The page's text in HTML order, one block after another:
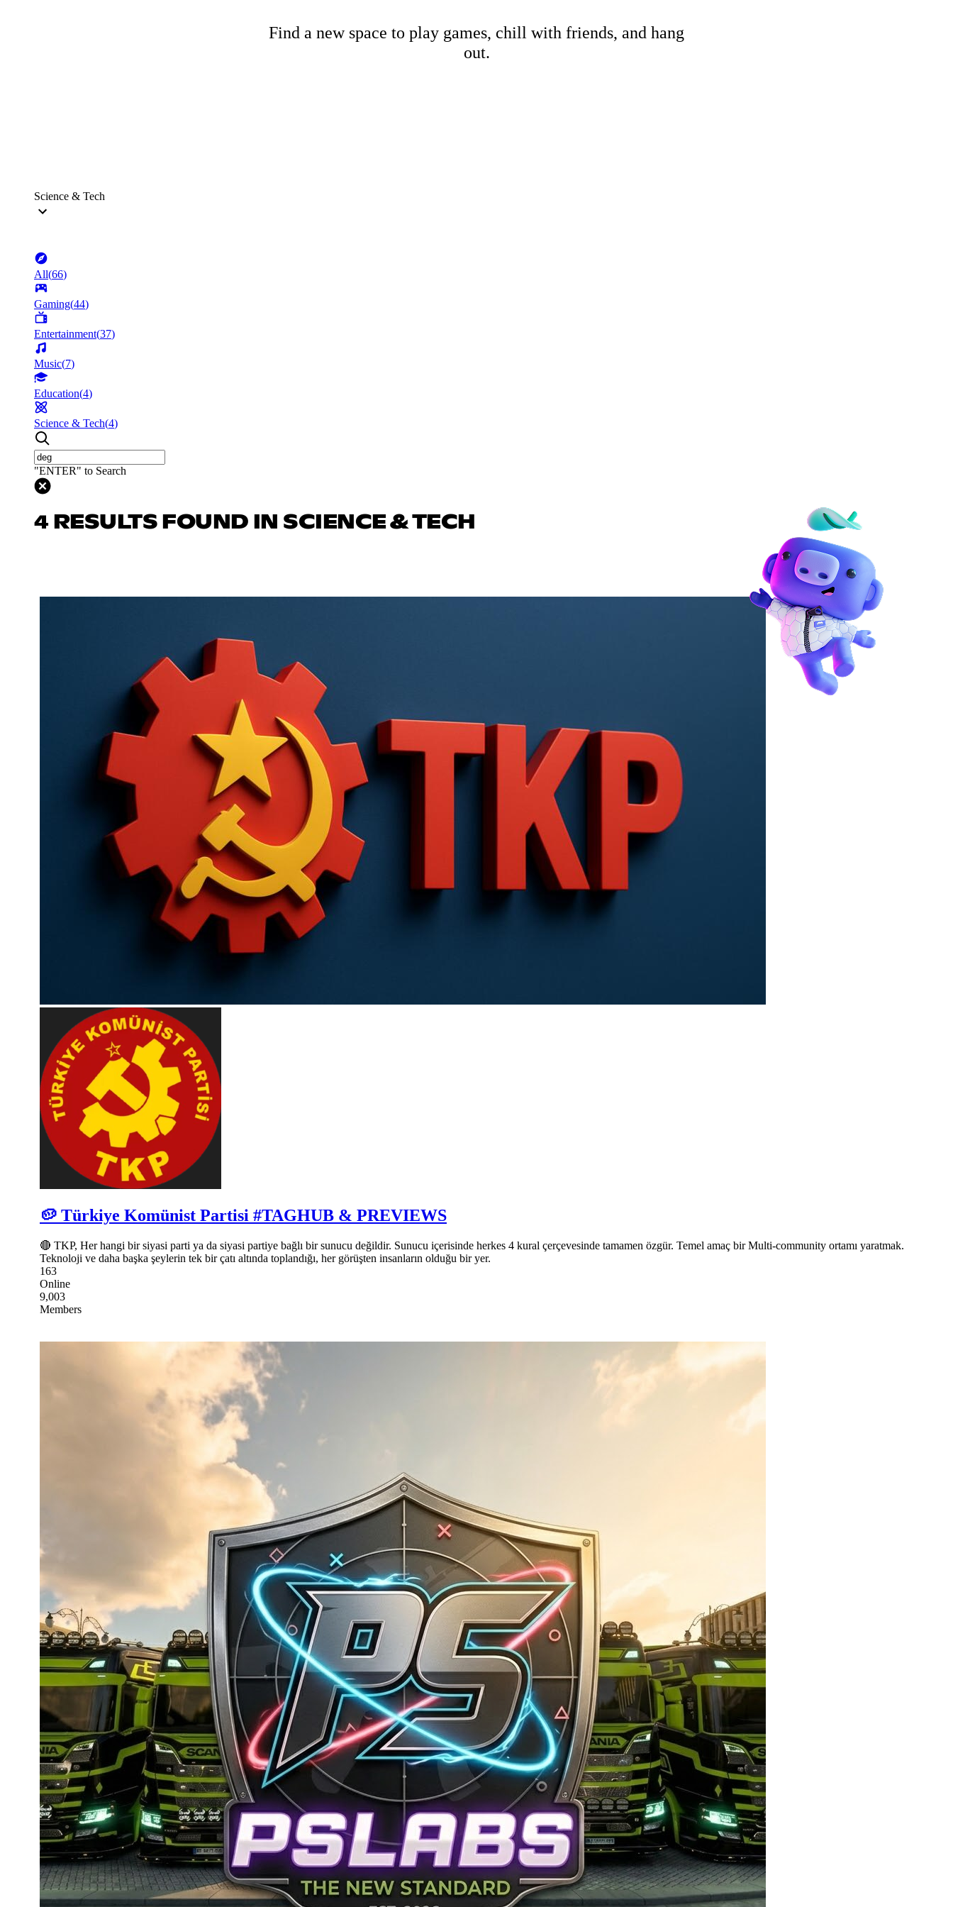
Find a new space to play games, chill with friends, and hang
out.
Science & Tech
All(66)
Gaming(44)
Entertainment(37)
Music(7)
Education(4)
Science & Tech(4)
"ENTER" to Search
4 RESULTS FOUND IN SCIENCE & TECH
🥔 Türkiye Komünist Partisi #TAGHUB & PREVIEWS
🔴 TKP, Her hangi bir siyasi parti ya da siyasi partiye bağlı bir sunucu değildir. Sunucu içerisinde herkes 4 kural çerçevesinde tamamen özgür. Temel amaç bir Multi-community ortamı yaratmak.
Teknoloji ve daha başka şeylerin tek bir çatı altında toplandığı, her görüşten insanların olduğu bir yer.
163
Online
9,003
Members